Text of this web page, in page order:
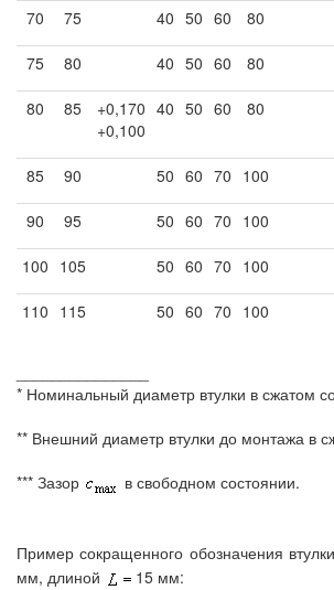
70 75 40 50 60 80
75 80 40 50 60 80
80 85
+0,170
+0,100
40 50 60 80
85 90 50 60 70 100
90 95 50 60 70 100
100 105 50 60 70 100
110 115 50 60 70 100
* Номинальный диаметр втулки в сжатом
** Внешний диаметр втулки до монтажа в
*** Зазор
в свободном состоянии.
Пример сокращенного обозначения
мм, длиной
15 мм: